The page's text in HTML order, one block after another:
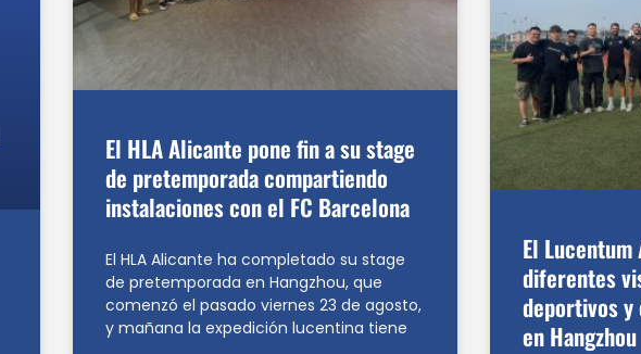
El HLA Alicante pone fin a su stage
de pretemporada compartiendo
instalaciones con el FC Barcelona
El HLA Alicante ha completado su stage
de pretemporada en Hangzhou, que
comenzó el pasado viernes 23 de agosto,
y mañana la expedición lucentina tiene
El
diferentes
deportivos y
en Hangzhou